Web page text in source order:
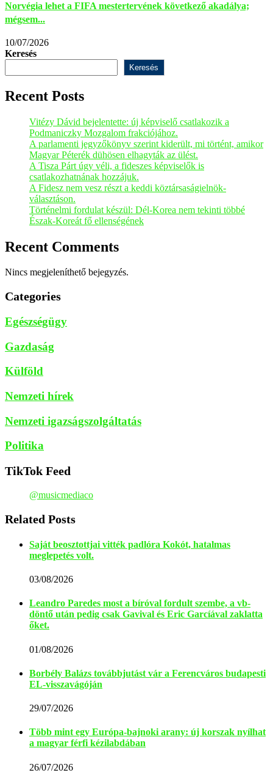
Norvégia lehet a FIFA mestertervének következő akadálya;
mégsem...
10/07/2026
Keresés
Keresés
Recent Posts
Vitézy Dávid bejelentette: új képviselő csatlakozik a
Podmaniczky Mozgalom frakciójához.
A parlamenti jegyzőkönyv szerint kiderült, mi történt, amikor
Magyar Péterék dühösen elhagyták az ülést.
A Tisza Párt úgy véli, a fideszes képviselők is
csatlakozhatnának hozzájuk.
A Fidesz nem vesz részt a keddi köztársaságielnök-
választáson.
Történelmi fordulat készül: Dél-Korea nem tekinti többé
Észak-Koreát fő ellenségének
Recent Comments
Nincs megjeleníthető bejegyzés.
Categories
Egészségügy
Gazdaság
Külföld
Nemzeti hírek
Nemzeti igazságszolgáltatás
Politika
TikTok Feed
@musicmediaco
Related Posts
Saját beosztottjai vitték padlóra Kokót, hatalmas
meglepetés volt.
03/08/2026
Leandro Paredes most a bíróval fordult szembe, a vb-
döntő után pedig csak Gavival és Eric Garcíával zaklatta
őket.
01/08/2026
Borbély Balázs továbbjutást vár a Ferencváros budapesti
EL-visszavágóján
29/07/2026
Több mint egy Európa-bajnoki arany: új korszak nyílhat
a magyar férfi kézilabdában
26/07/2026